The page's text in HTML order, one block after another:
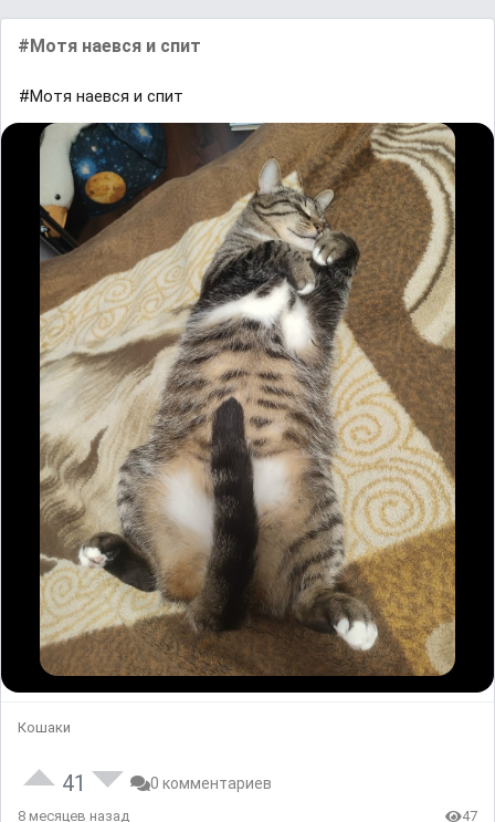
#Мотя наевся и спит
#Мотя наевся и спит
Кошаки
41 0 комментариев
8 месяцев назад 47